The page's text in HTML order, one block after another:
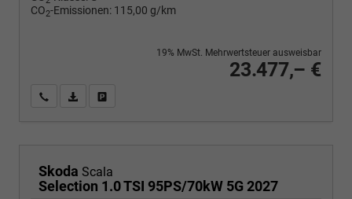
CO2-Emissionen: 115,00 g/km
23.477,– €
19% MwSt. Mehrwertsteuer ausweisbar
Wir rufen Sie anPDF-Fahrzeugexposé drucken
Skoda Scala
Selection 1.0 TSI 95PS/70kW 5G 2027